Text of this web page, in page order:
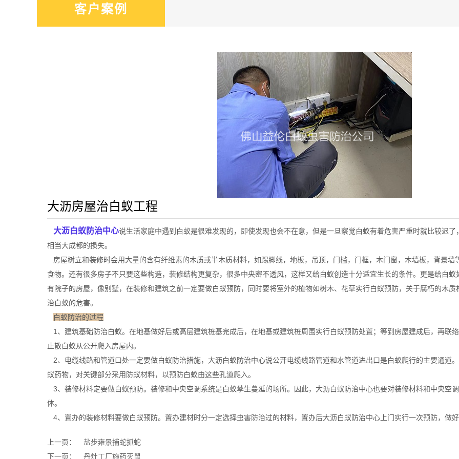
客户案例
大沥房屋治白蚁工程
大沥白蚁防治中心说生活家庭中遇到白蚁是很难发现的，即使发现也会不在意，但是一旦察觉白蚁有着危害严重时就比较迟
相当大成都的损失。
房屋树立和装修时会用大量的含有纤维素的木质或半木质材料，如踢脚线，地板，吊顶，门槛，门框，木门窗，木墙板，背景
食物。还有很多房子不只要这些构造，装修结构更复杂，很多中央密不透风，这样又给白蚁创造十分适宜生长的条件。更是给白
有院子的房屋，像别墅，在装修和建筑之前一定要做白蚁预防，同时要将室外的植物如树木、花草实行白蚁预防，关于腐朽的木
治白蚁的危害。
白蚁防治的过程
1、建筑基础防治白蚁。在地基做好后或高层建筑桩基完成后，在地基或建筑桩周围实行白蚁预防处置；等到房屋建成后，再联
止散白蚁从公开爬入房屋内。
2、电缆线路和管道口处一定要做白蚁防治措施，大沥白蚁防治中心说公开电缆线路管道和水管道进出口是白蚁爬行的主要通道
蚁药物，对关键部分采用防蚁材料，以预防白蚁由这些孔道爬入。
3、装修材料定要做白蚁预防。装修和中央空调系统是白蚁孳生蔓延的场所。因此，大沥白蚁防治中心也要对装修材料和中央空
体。
4、置办的装修材料要做白蚁预防。置办建材时分一定选择虫害防治过的材料，置办后大沥白蚁防治中心上门实行一次预防，做
上一页：
盐步雍景捕蛇抓蛇
下一页：
丹灶工厂施药灭鼠